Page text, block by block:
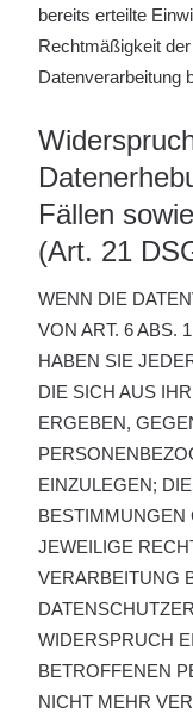
bereits erteilte
Rechtmäßigkeit
Datenverarbeitung
Fällen
(Art. 21
WENN DIE
VON ART. 6 ABS.
HABEN SIE
DIE SICH AUS
ERGEBEN,
EINZULEGEN;
BESTIMMUNGEN
JEWEILIGE
VERARBEITUNG
WIDERSPRUCH
BETROFFENEN
NICHT MEHR